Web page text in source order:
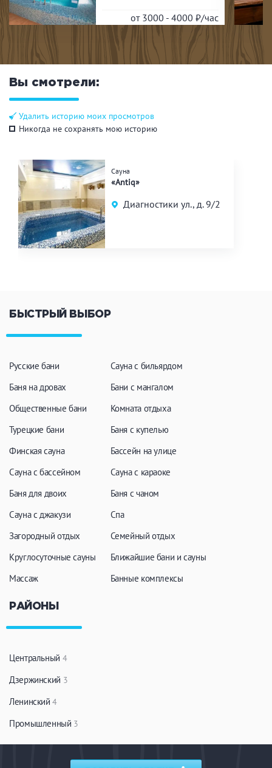
от 3000 - 4000 ₽/час
Вы смотрели:
Удалить историю моих просмотров
Никогда не сохранять мою историю
Сауна
«Antiq»
Диагностики ул., д. 9/2
БЫСТРЫЙ ВЫБОР
Русские бани
Баня на дровах
Общественные бани
Турецкие бани
Финская сауна
Сауна с бассейном
Баня для двоих
Сауна с джакузи
Загородный отдых
Круглосуточные сауны
Массаж
Сауна с бильярдом
Бани с мангалом
Комната отдыха
Баня с купелью
Бассейн на улице
Сауна с караоке
Баня с чаном
Спа
Семейный отдых
Ближайшие бани и сауны
Банные комплексы
РАЙОНЫ
Центральный 4
Дзержинский 3
Ленинский4
Промышленный 3